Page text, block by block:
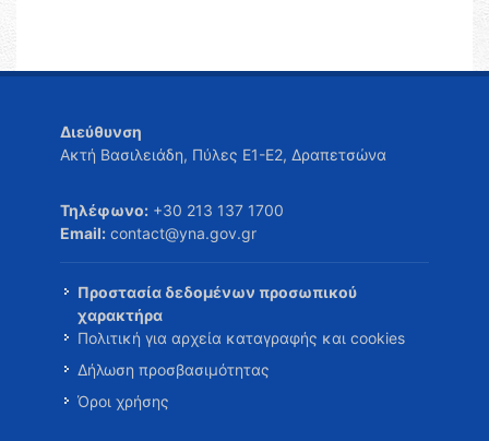
Διεύθυνση
Ακτή Βασιλειάδη, Πύλες Ε1-Ε2, Δραπετσώνα
Τηλέφωνο: +30 213 137 1700
Email: contact@yna.gov.gr
Προστασία δεδομένων προσωπικού
χαρακτήρα
Πολιτική για αρχεία καταγραφής και cookies
Δήλωση προσβασιμότητας
Όροι χρήσης